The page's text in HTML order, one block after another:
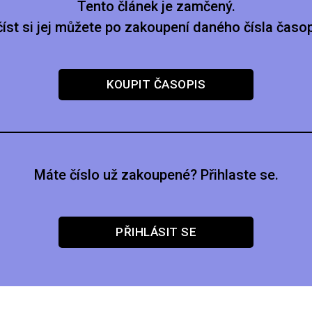
Tento článek je zamčený.
si jej můžete po zakoupení daného čísla
KOUPIT ČASOPIS
Máte číslo už zakoupené? Přihlaste se.
PŘIHLÁSIT SE